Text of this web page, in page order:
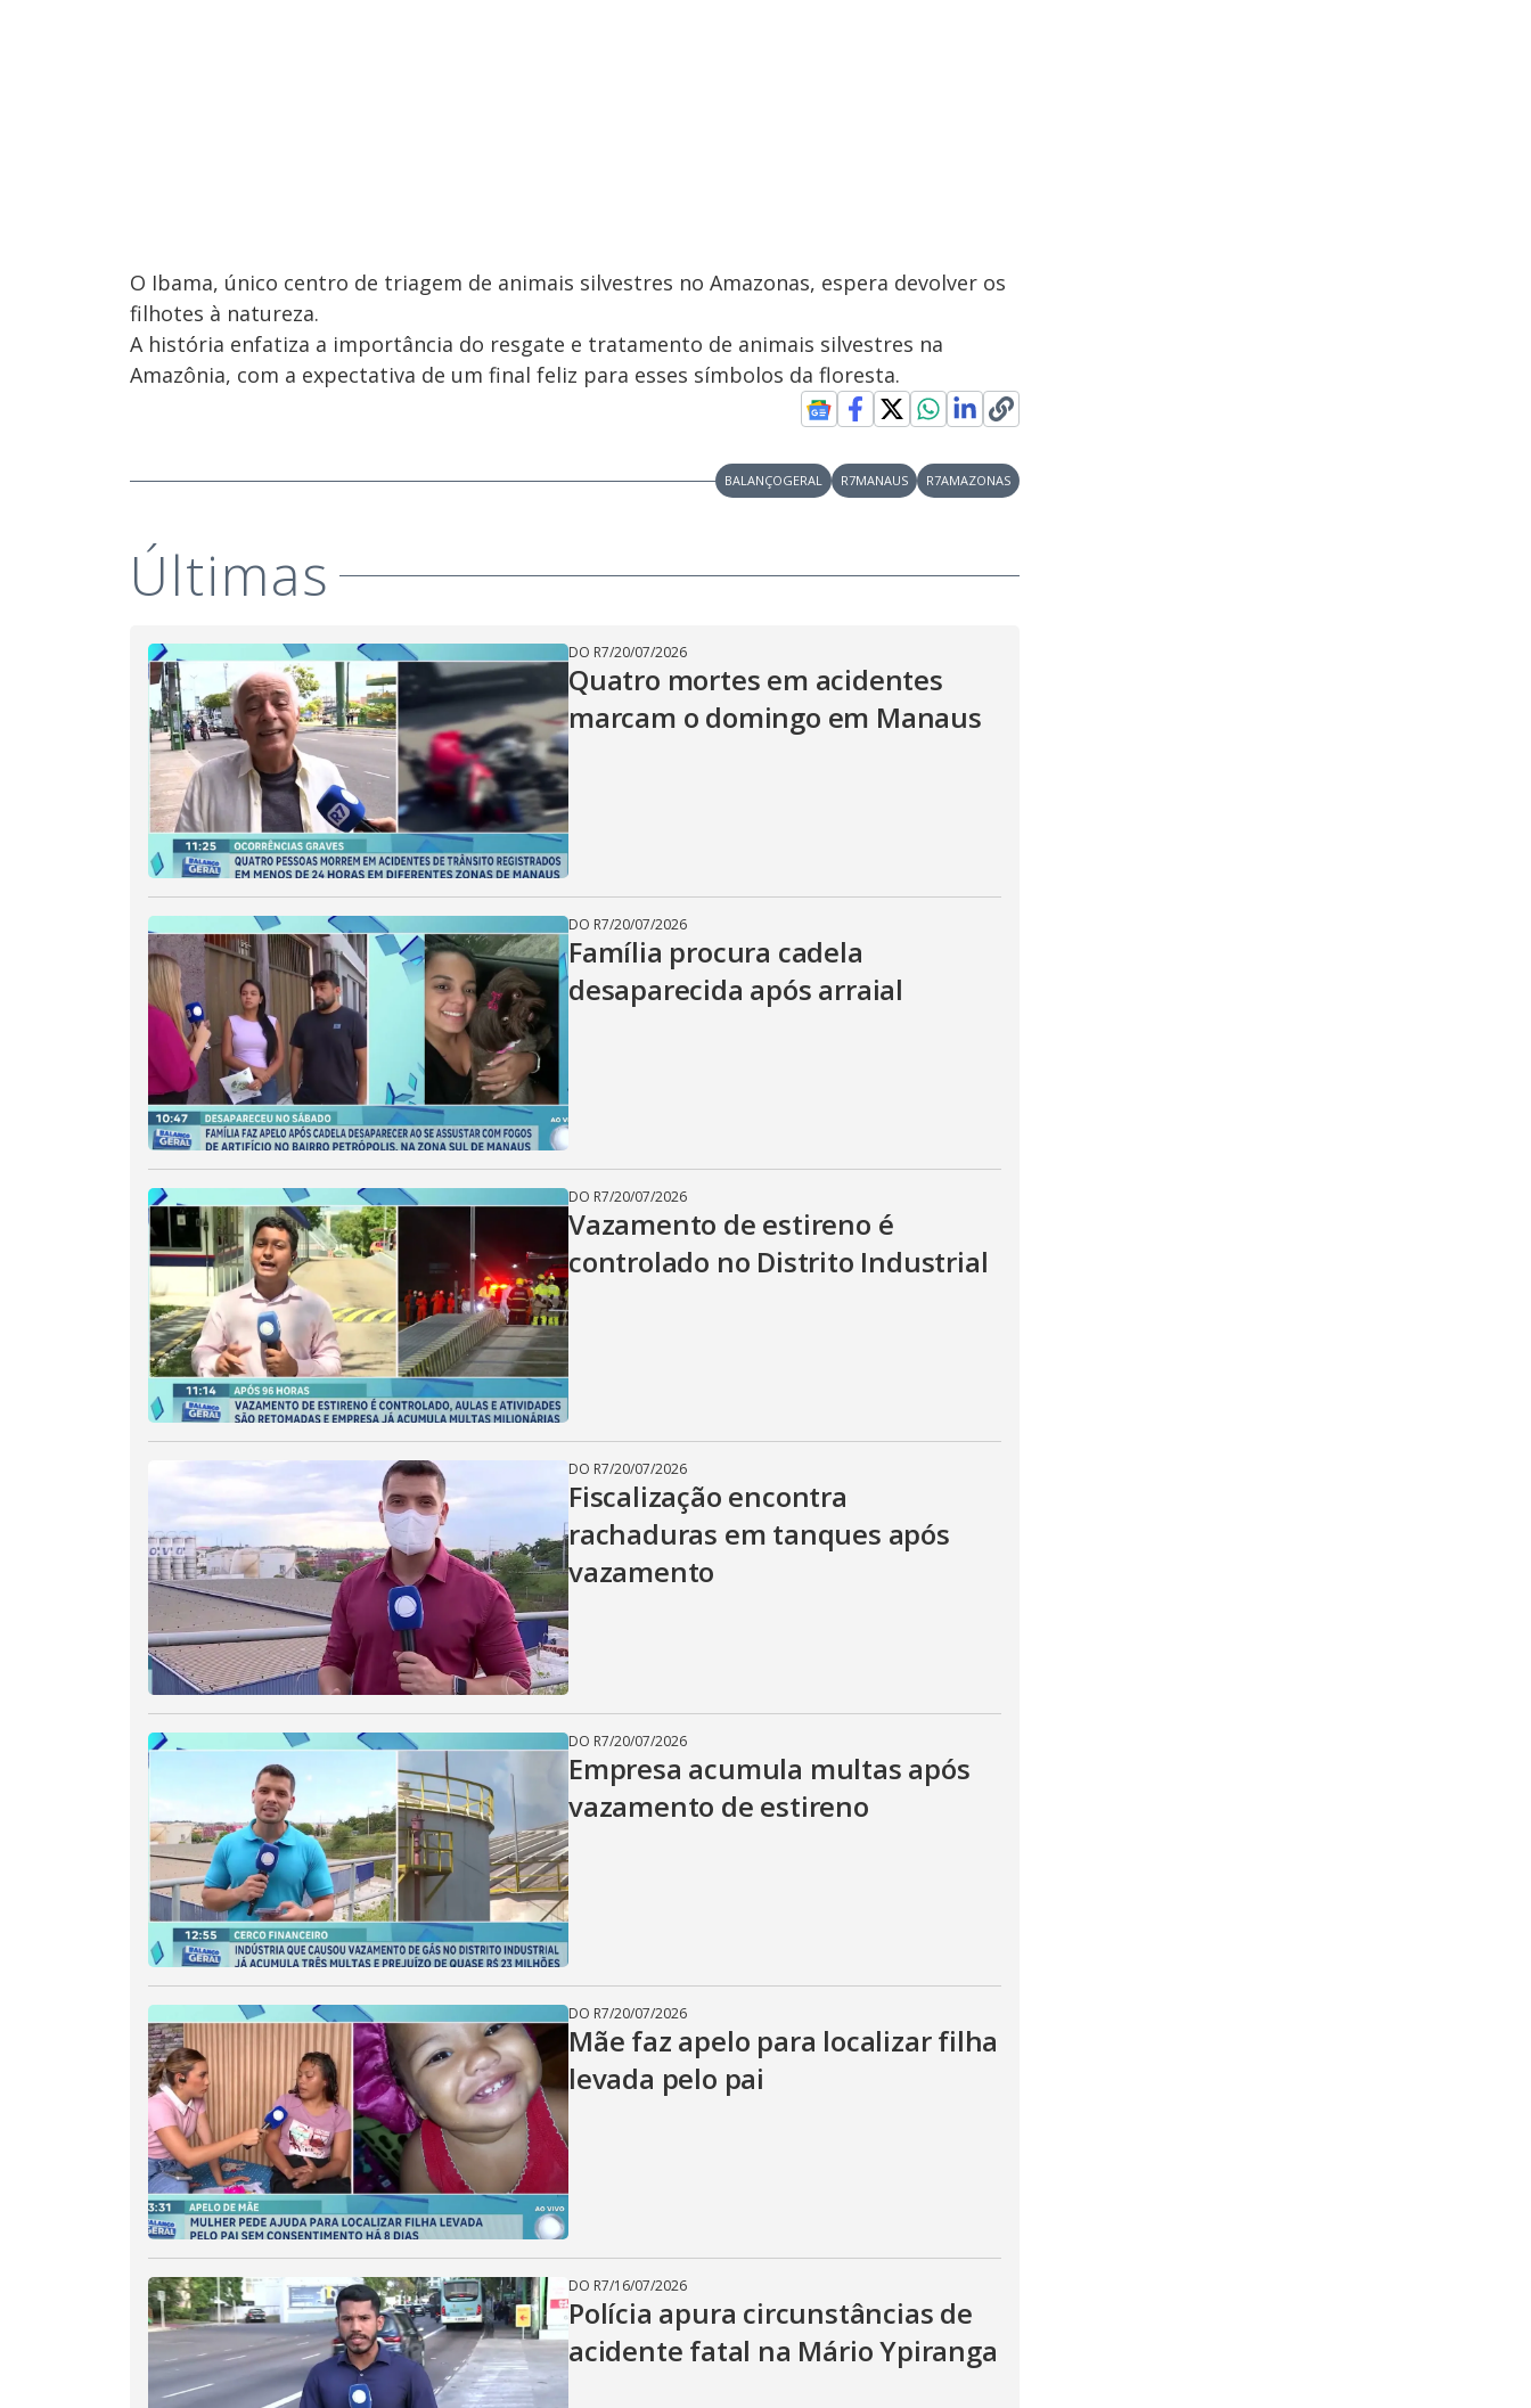
O Ibama, único centro de triagem de animais silvestres no Amazonas, espera devolver os
filhotes à natureza.
A história enfatiza a importância do resgate e tratamento de animais silvestres na
Amazônia, com a expectativa de um final feliz para esses símbolos da floresta.
BALANÇOGERAL R7MANAUS R7AMAZONAS
Últimas
DO R7/20/07/2026
Quatro mortes em acidentes
marcam o domingo em Manaus
DO R7/20/07/2026
Família procura cadela
desaparecida após arraial
DO R7/20/07/2026
Vazamento de estireno é
controlado no Distrito Industrial
DO R7/20/07/2026
Fiscalização encontra
rachaduras em tanques após
vazamento
DO R7/20/07/2026
Empresa acumula multas após
vazamento de estireno
DO R7/20/07/2026
Mãe faz apelo para localizar filha
levada pelo pai
DO R7/16/07/2026
Polícia apura circunstâncias de
acidente fatal na Mário Ypiranga